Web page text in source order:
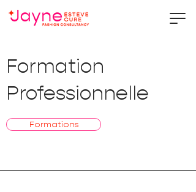
Formation
Professionnelle
Formations